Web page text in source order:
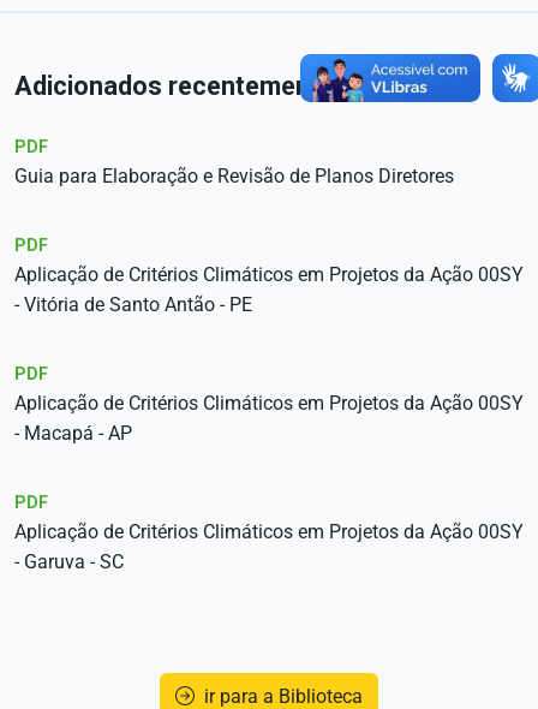
Adicionados recentemente
PDF
Guia para Elaboração e Revisão de Planos Diretores
PDF
Aplicação de Critérios Climáticos em Projetos da Ação 00SY
- Vitória de Santo Antão - PE
PDF
Aplicação de Critérios Climáticos em Projetos da Ação 00SY
- Macapá - AP
PDF
Aplicação de Critérios Climáticos em Projetos da Ação 00SY
- Garuva - SC
ir para a Biblioteca